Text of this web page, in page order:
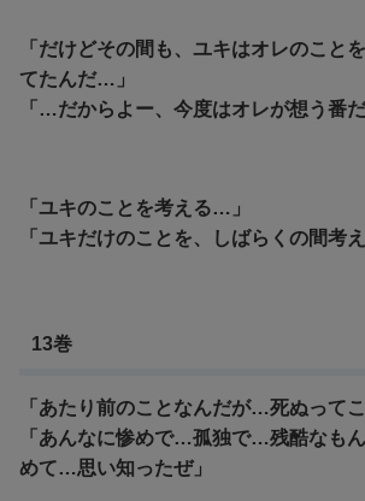
「だけどその間も、ユキはオレのこと
てたんだ…」
「…だからよー、今度はオレが想う番
「ユキのことを考える…」
「ユキだけのことを、しばらくの間考
13巻
「あたり前のことなんだが…死ぬって
「あんなに惨めで…孤独で…残酷なも
めて…思い知ったぜ」